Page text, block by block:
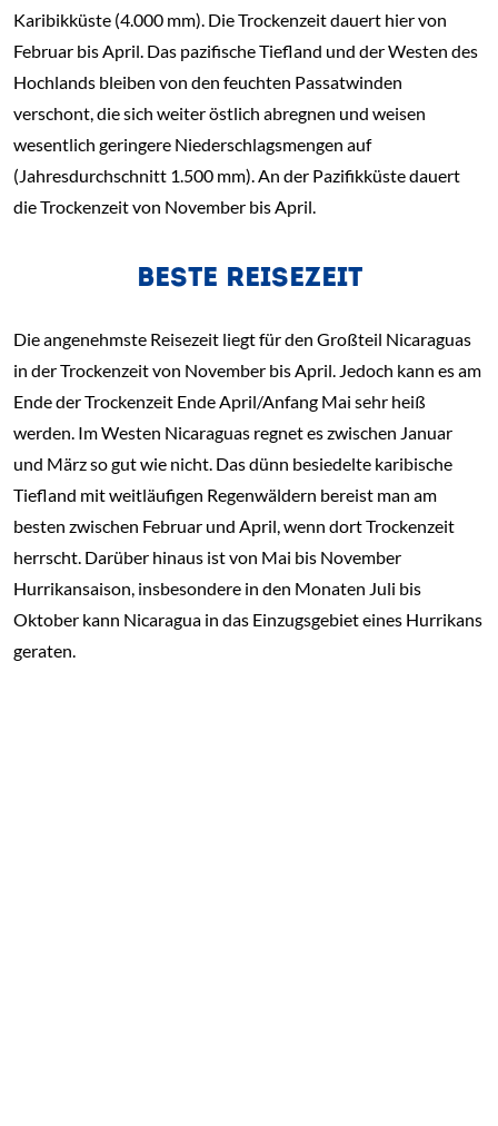
Karibikküste (4.000 mm). Die Trockenzeit dauert hier von
Februar bis April. Das pazifische Tiefland und der Westen des
Hochlands bleiben von den feuchten Passatwinden
verschont, die sich weiter östlich abregnen und weisen
wesentlich geringere Niederschlagsmengen auf
(Jahresdurchschnitt 1.500 mm). An der Pazifikküste dauert
die Trockenzeit von November bis April.
BESTE REISEZEIT
Die angenehmste Reisezeit liegt für den Großteil Nicaraguas
in der Trockenzeit von November bis April. Jedoch kann es am
Ende der Trockenzeit Ende April/Anfang Mai sehr heiß
werden. Im Westen Nicaraguas regnet es zwischen Januar
und März so gut wie nicht. Das dünn besiedelte karibische
Tiefland mit weitläufigen Regenwäldern bereist man am
besten zwischen Februar und April, wenn dort Trockenzeit
herrscht. Darüber hinaus ist von Mai bis November
Hurrikansaison, insbesondere in den Monaten Juli bis
Oktober kann Nicaragua in das Einzugsgebiet eines Hurrikans
geraten.